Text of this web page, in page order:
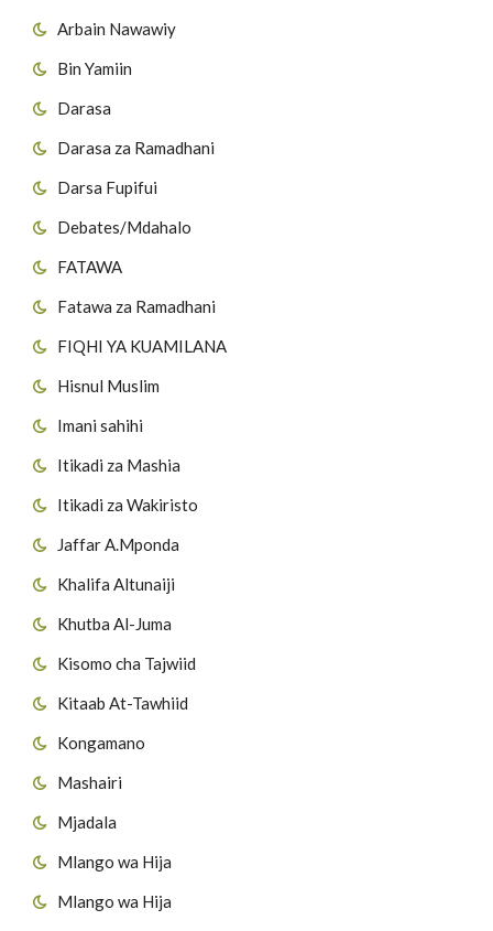
Arbain Nawawiy
Bin Yamiin
Darasa
Darasa za Ramadhani
Darsa Fupifui
Debates/Mdahalo
FATAWA
Fatawa za Ramadhani
FIQHI YA KUAMILANA
Hisnul Muslim
Imani sahihi
Itikadi za Mashia
Itikadi za Wakiristo
Jaffar A.Mponda
Khalifa Altunaiji
Khutba Al-Juma
Kisomo cha Tajwiid
Kitaab At-Tawhiid
Kongamano
Mashairi
Mjadala
Mlango wa Hija
Mlango wa Hija